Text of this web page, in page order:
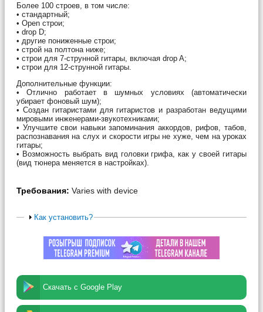
Более 100 строев, в том числе:
• стандартный;
• Open строи;
• drop D;
• другие пониженные строи;
• строй на полтона ниже;
• строи для 7-струнной гитары, включая drop A;
• строи для 12-струнной гитары.
Дополнительные функции:
• Отлично работает в шумных условиях (автоматически
убирает фоновый шум);
• Создан гитаристами для гитаристов и разработан ведущими
мировыми инженерами-звукотехниками;
• Улучшите свои навыки запоминания аккордов, рифов, табов,
распознавания на слух и скорости игры не хуже, чем на уроках
гитары;
• Возможность выбрать вид головки грифа, как у своей гитары
(вид тюнера меняется в настройках).
Требования: Varies with device
Как установить?
Скачать с Google Play